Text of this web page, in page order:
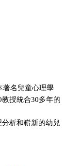
著名兒童心理學
授統合30多年的
析和嶄新的幼兒